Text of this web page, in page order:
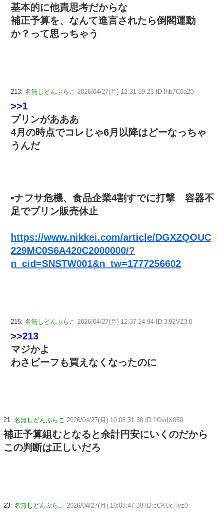
基本的に他責思考だからな
補正予算を、なんて進言されたら倒閣運動
か？って思っちゃう
213: 名無しどんぶらこ 2026/04/27(月) 12:31:59.23 ID:lhb7C0a20
>>1
プリンがあああ
4月の時点でコレじゃ6月以降はどーなっちゃ
うんだ
▪ナフサ危機、食品企業4割すでに打撃 容器不
足でプリン販売休止
https://www.nikkei.com/article/DGXZQOUC
229MC0S6A420C2000000/?
n_cid=SNSTW001&n_tw=1777256602
215: 名無しどんぶらこ 2026/04/27(月) 12:37:24.94 ID:3i92VZ3j0
>>213
マジかよ
わさビーフも買えなくなったのに
21: 名無しどんぶらこ 2026/04/27(月) 10:08:31.30 ID:fiOvdX050
補正予算組むとなると余計円安にいくのだから
この判断は正しいだろ
23: 名無しどんぶらこ 2026/04/27(月) 10:08:47.39 ID:cCKUcHvz0